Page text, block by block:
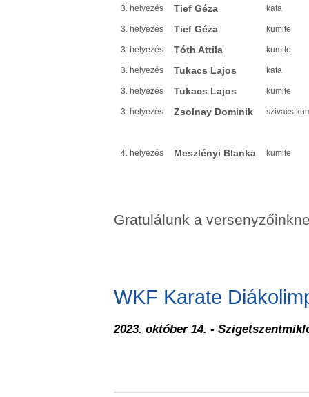
3. helyezés Tief Géza kata
3. helyezés Tief Géza kumite
3. helyezés Tóth Attila kumite
3. helyezés Tukacs Lajos kata
3. helyezés Tukacs Lajos kumite
3. helyezés Zsolnay Dominik szivacs
4. helyezés Meszlényi Blanka kumite
Gratulálunk a
WKF Karate
2023. október 14. -